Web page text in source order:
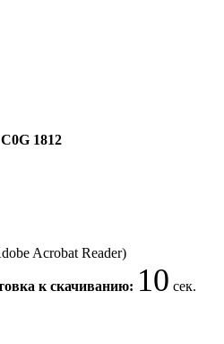
1812
Acrobat Reader)
к скачиванию: 10 сек.